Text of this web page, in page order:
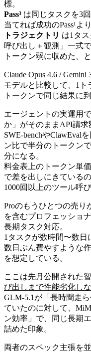
標。
Pass³ は同じタスクを3
当てれば成功のPass¹よ
トラジェクトリ は1タ
呼び出し＋観測」一式
トークン弱に収めた、
Claude Opus 4.6 /
モデルと比較して、1ト
トークンで同じ結果に
エージェントの実運用
か」がそのままAPI請求
SWE-benchやClawEval
ン比で半分のトークン
分になる。
料金表上のトークン単価
で差を出しにきている
1000回以上のツール呼
Proのもうひとつの売り
を含むプロフェッショ
長期タスク対応。
1タスクが数時間〜数
数日ぶん費やすような
を想定している。
ここは先月公開された
び出しまで性能劣化しな
GLM-5.1が「長時間走
ていたのに対して、
ン効率」で、同じ長期
詰めた印象。
両者のスペック主張を